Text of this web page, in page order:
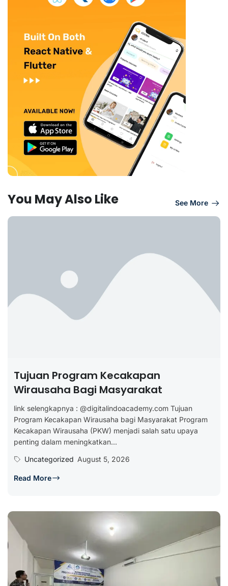
You May Also Like See More
Tujuan Program Kecakapan
Wirausaha Bagi Masyarakat
link selengkapnya : @digitalindoacademy.com Tujuan
Program Kecakapan Wirausaha bagi Masyarakat Program
Kecakapan Wirausaha (PKW) menjadi salah satu upaya
penting dalam meningkatkan...
Uncategorized August 5, 2026
Read More